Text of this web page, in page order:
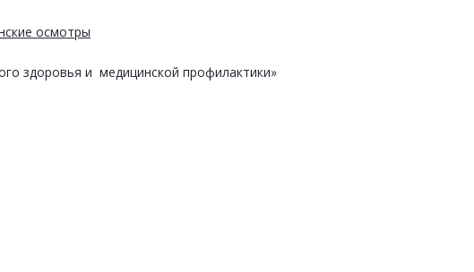
осмотры
здоровья и медицинской профилактики»